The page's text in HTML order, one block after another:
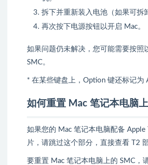
拆下并重新装入电池（如果可拆
再次按下电源按钮以开启 Mac。
如果问题仍未解决，您可能需要按照
SMC。
* 在某些键盘上，Option 键还标记为
如何重置 Mac 笔记本电脑
如果您的 Mac 笔记本电脑配备 Apple
片 ，请跳过这个部分，直接查看 T2
要重置 Mac 笔记本电脑上的 SMC，